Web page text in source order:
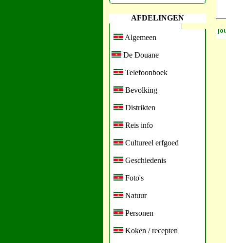
AFDELINGEN
Algemeen
De Douane
Telefoonboek
Bevolking
Distrikten
Reis info
Cultureel erfgoed
Geschiedenis
Foto's
Natuur
Personen
Koken / recepten